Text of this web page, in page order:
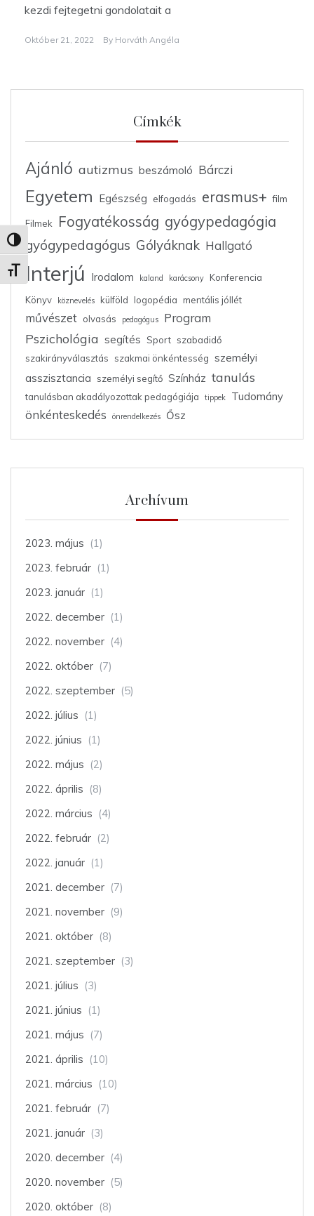
Nagy kontraszt váltása
Betűméret váltása
kezdi fejtegetni gondolatait a
Október 21, 2022 By Horváth Angéla
Címkék
Ajánló autizmus beszámoló Bárczi
Egyetem Egészség elfogadás erasmus+ film
Filmek Fogyatékosság gyógypedagógia
gyógypedagógus Gólyáknak Hallgató
Interjú Irodalom kaland karácsony
Konferencia
Könyv
köznevelés külföld logopédia mentális jóllét
művészet olvasás pedagógus Program
Pszichológia segítés Sport szabadidő
szakirányválasztás
szakmai önkéntesség személyi
asszisztancia
személyi segítő Színház tanulás
tanulásban akadályozottak pedagógiája tippek Tudomány
önkénteskedés önrendelkezés Ősz
Archívum
2023. május (1)
2023. február (1)
2023. január (1)
2022. december (1)
2022. november (4)
2022. október (7)
2022. szeptember (5)
2022. július (1)
2022. június (1)
2022. május (2)
2022. április (8)
2022. március (4)
2022. február (2)
2022. január (1)
2021. december (7)
2021. november (9)
2021. október (8)
2021. szeptember (3)
2021. július (3)
2021. június (1)
2021. május (7)
2021. április (10)
2021. március (10)
2021. február (7)
2021. január (3)
2020. december (4)
2020. november (5)
2020. október (8)